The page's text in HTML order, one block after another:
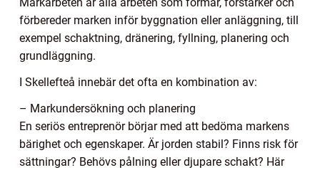
Markarbeten är alla arbeten som formar, förstärker och
förbereder marken inför byggnation eller anläggning, till
exempel schaktning, dränering, fyllning, planering och
grundläggning.
I Skellefteå innebär det ofta en kombination av:
– Markundersökning och planering
En seriös entreprenör börjar med att bedöma markens
bärighet och egenskaper. Är jorden stabil? Finns risk för
sättningar? Behövs pålning eller djupare schakt? Här